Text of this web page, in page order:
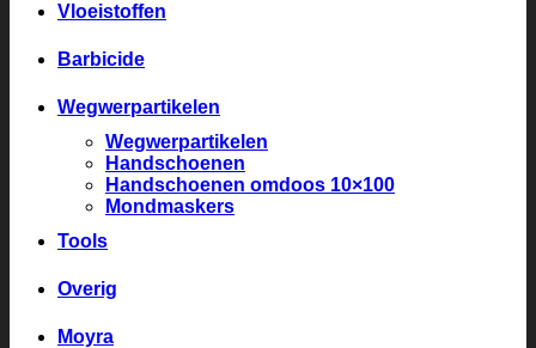
Vloeistoffen
Barbicide
Wegwerpartikelen
Wegwerpartikelen
Handschoenen
Handschoenen omdoos 10×100
Mondmaskers
Tools
Overig
Moyra